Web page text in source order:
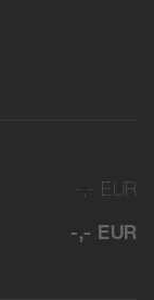
-,- EUR
-,- EUR